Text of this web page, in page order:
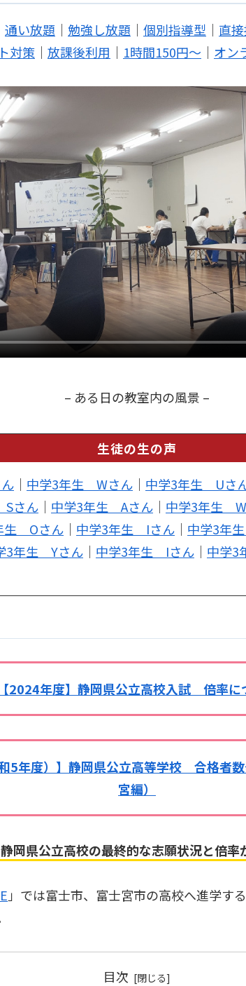
通い放題 ｜ 勉強し放題 ｜ 個別指導型 ｜ 直
対策 ｜ 放課後利用 ｜ 1時間150円～ ｜ オン
– ある日の教室内の風景 –
生徒の生の声
｜ 中学3年生 Wさん ｜ 中学3年生 Uさ
さん ｜ 中学3年生 Aさん ｜ 中学3年生
生 Oさん ｜ 中学3年生 Iさん ｜ 中学3年
3年生 Yさん ｜ 中学3年生 Iさん ｜ 中学
【2024年度】静岡県公立高校入試 倍率に
和5年度）】静岡県公立高等学校 合格者
宮編）
岡県公立高校の最終的な志願状況と倍率
」では富士市、富士宮市の高校へ進学す
目次